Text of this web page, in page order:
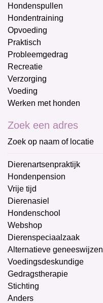
Hondenspullen
Hondentraining
Opvoeding
Praktisch
Probleemgedrag
Recreatie
Verzorging
Voeding
Werken met honden
Zoek een adres
Zoek op naam of locatie
Dierenartsenpraktijk
Hondenpension
Vrije tijd
Dierenasiel
Hondenschool
Webshop
Dierenspeciaalzaak
Alternatieve geneeswijzen
Voedingsdeskundige
Gedragstherapie
Stichting
Anders